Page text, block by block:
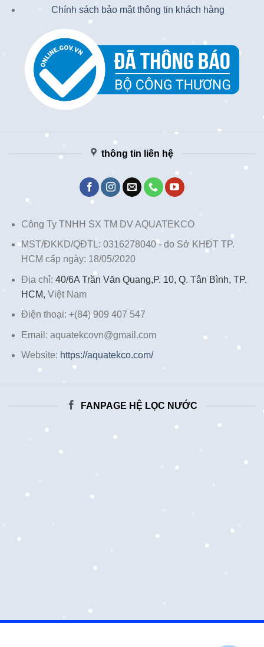
Chính sách bảo mật thông tin khách hàng
thông tin liên hệ
Công Ty TNHH SX TM DV AQUATEKCO
MST/ĐKKD/QĐTL: 0316278040 - do Sở KHĐT TP.
HCM cấp ngày: 18/05/2020
Địa chỉ: 40/6A Trần Văn Quang,P. 10, Q. Tân Bình, TP.
HCM, Việt Nam
Điện thoại: +(84) 909 407 547
Email: aquatekcovn@gmail.com
Website: https://aquatekco.com/
FANPAGE HỆ LỌC NƯỚC